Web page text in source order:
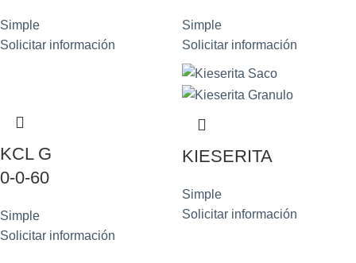
Simple
Solicitar información
Simple
Solicitar información
KCL G
0-0-60
Simple
Solicitar información
KIESERITA
Simple
Solicitar información